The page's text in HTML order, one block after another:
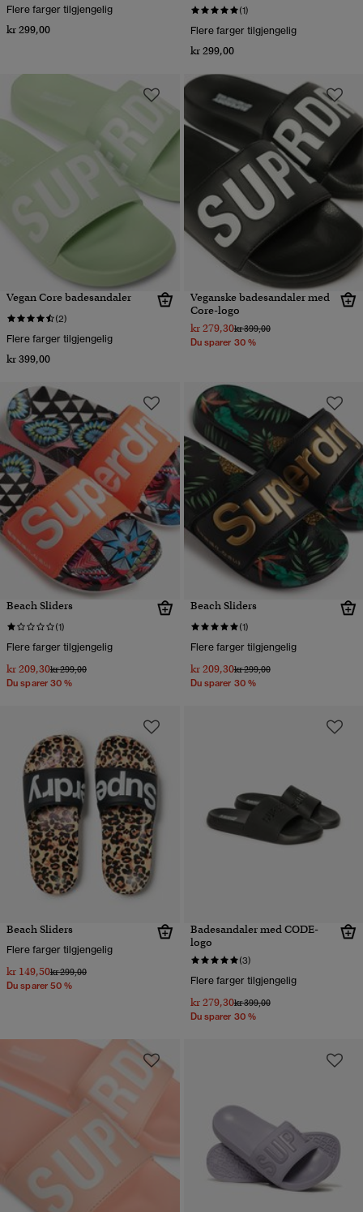
Flere farger tilgjengelig
kr 299,00
(1)
Flere farger tilgjengelig
kr 299,00
Vegan Core badesandaler
(2)
Flere farger tilgjengelig
kr 399,00
Veganske badesandaler med
Core-logo
kr 279,30Pris nedsatt fra
kr 399,00til
Du sparer 30 %
Beach Sliders
(1)
Flere farger tilgjengelig
kr 209,30Pris nedsatt fra
kr 299,00til
Du sparer 30 %
Beach Sliders
(1)
Flere farger tilgjengelig
kr 209,30Pris nedsatt fra
kr 299,00til
Du sparer 30 %
Beach Sliders
Flere farger tilgjengelig
kr 149,50Pris nedsatt fra
kr 299,00til
Du sparer 50 %
Badesandaler med CODE-
logo
(3)
Flere farger tilgjengelig
kr 279,30Pris nedsatt fra
kr 399,00til
Du sparer 30 %